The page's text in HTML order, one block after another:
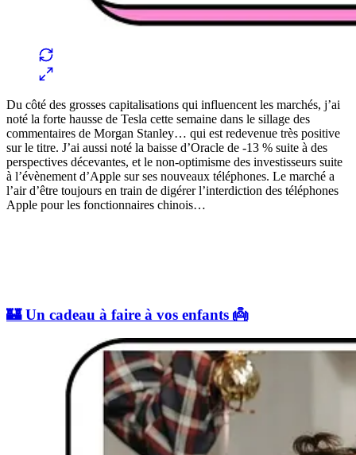
Du côté des grosses capitalisations qui influencent les marchés, j’ai
noté la forte hausse de Tesla cette semaine dans le sillage des
commentaires de Morgan Stanley… qui est redevenue très positive
sur le titre. J’ai aussi noté la baisse d’Oracle de -13 % suite à des
perspectives décevantes, et le non-optimisme des investisseurs suite
à l’évènement d’Apple sur ses nouveaux téléphones. Le marché a
l’air d’être toujours en train de digérer l’interdiction des téléphones
Apple pour les fonctionnaires chinois…
🏰 Un cadeau à faire à vos enfants 👼